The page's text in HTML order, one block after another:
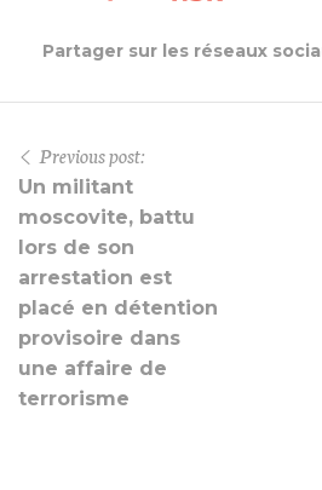
Partager sur les réseaux
Previous post:
Un militant
moscovite, battu
lors de son
arrestation est
placé en détention
provisoire dans
une affaire de
terrorisme